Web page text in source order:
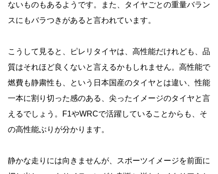
ないものもあるようです。また、タイヤごとの重量バラン
スにもバラつきがあると言われています。
こうして見ると、ピレリタイヤは、高性能だけれども、品
質はそれほど良くないと言えるかもしれません。高性能で
燃費も静粛性も、という日本国産のタイヤとは違い、性能
一本に割り切った感のある、尖ったイメージのタイヤと言
えるでしょう。F1やWRCで活躍していることからも、そ
の高性能ぶりが分かります。
静かな走りには向きませんが、スポーツイメージを前面に